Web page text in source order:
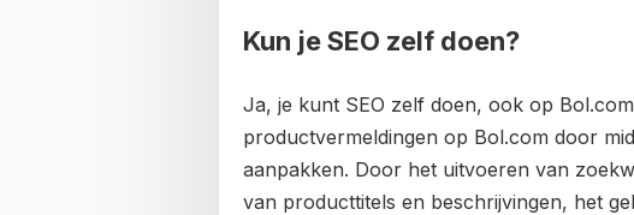
Kun je SEO zelf doen?
Ja, je kunt SEO zelf doen, ook op
productvermeldingen op Bol.com door
aanpakken. Door het uitvoeren van
van producttitels en beschrijvingen, het